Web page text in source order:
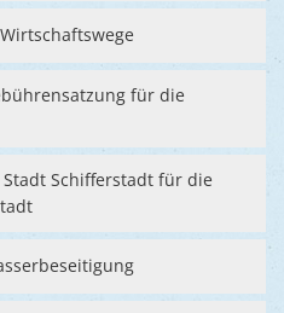
für die
Schifferstadt für die